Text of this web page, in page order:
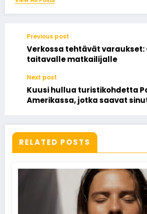
Previous post
Verkossa tehtävät varaukset:
taitavalle matkailijalle
Next post
Kuusi hullua turistikohdetta
Amerikassa, jotka saavat
RELATED POSTS